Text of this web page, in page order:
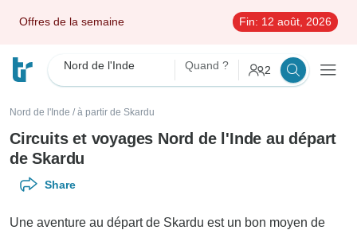
Offres de la semaine Fin: 12 août, 2026
Nord de l'Inde Quand ? 2
Nord de l'Inde / à partir de Skardu
Circuits et voyages Nord de l'Inde au départ
de Skardu
Share
Une aventure au départ de Skardu est un bon moyen de